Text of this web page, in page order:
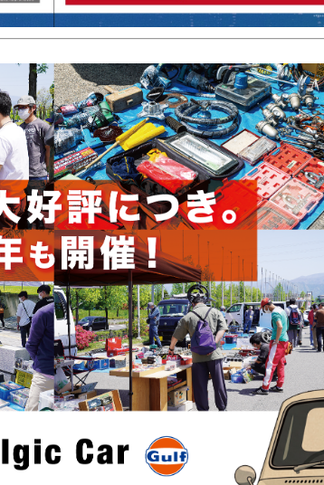
会場レイアウト図できました。
早めにお申し込みください。
催決定「参加・出展者募集開始」
まびこドーム（松本市）」会場内「マツダ100周年記念特別展
」は無事終了いたしました。
会場レイアウト図できました。
19日より発送を開始いたします。
ル2021の開催を中止させていただきます。